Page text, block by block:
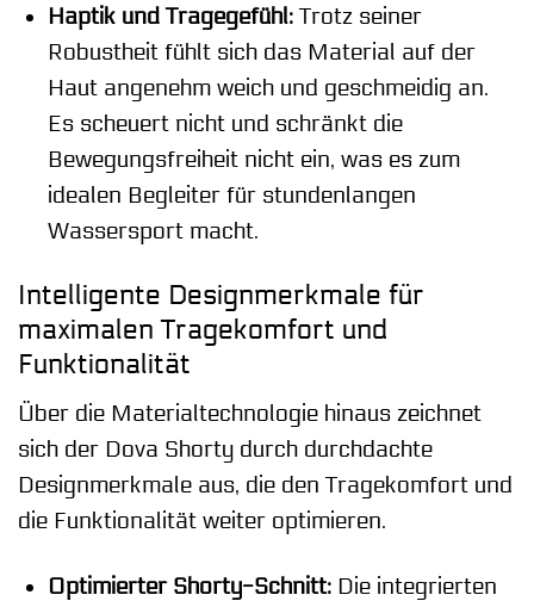
Haptik und Tragegefühl:Trotz seiner
Robustheit fühlt sich das Material auf der
Haut angenehm weich und geschmeidig an.
Es scheuert nicht und schränkt die
Bewegungsfreiheit nicht ein, was es zum
idealen Begleiter für stundenlangen
Wassersport macht.
Intelligente Designmerkmale für
maximalen Tragekomfort und
Funktionalität
Über die Materialtechnologie hinaus zeichnet
sich der Dova Shorty durch durchdachte
Designmerkmale aus, die den Tragekomfort und
die Funktionalität weiter optimieren.
Optimierter Shorty-Schnitt:Die integrierten